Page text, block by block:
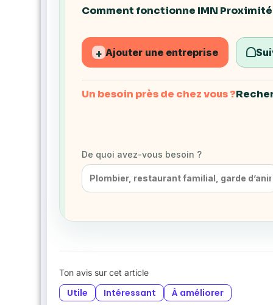
Comment fonctionne IMN Proximité
+ Ajouter une entreprise
Un besoin près de chez vous ?
De quoi avez-vous besoin ?
Ton avis sur cet article
Utile Intéressant À améliorer